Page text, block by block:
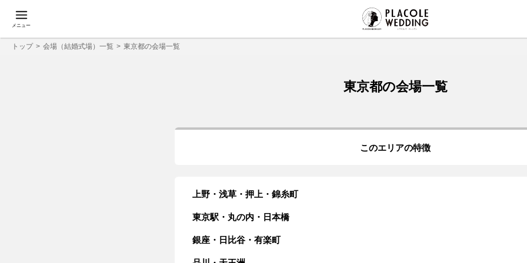
メニュー
トップ 会場（結婚式場）一覧 東京都の会場一覧
東京都の会場一覧
このエリアの特徴
上野・浅草・押上・錦糸町
東京駅・丸の内・日本橋
銀座・日比谷・有楽町